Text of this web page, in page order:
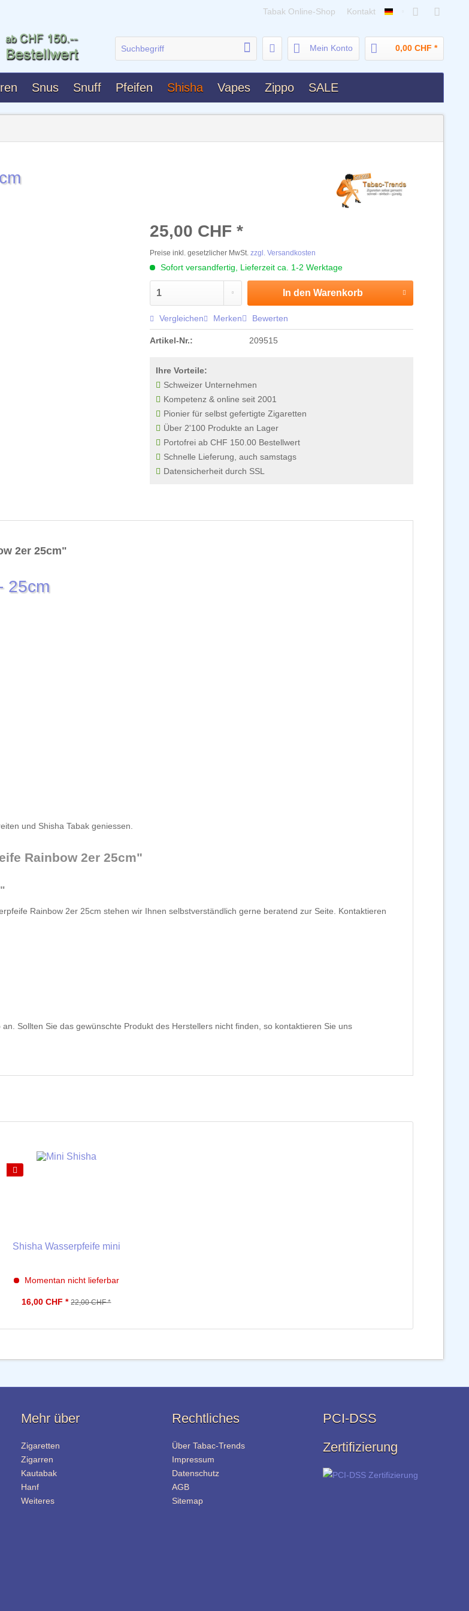
Tabak Online-Shop Kontakt Deutsch
Mein Konto 0,00 CHF *
Snus Snuff Pfeifen Shisha Vapes Zippo SALE
25,00 CHF *
Preise inkl. gesetzlicher MwSt. zzgl. Versandkosten
Sofort versandfertig, Lieferzeit ca. 1-2 Werktage
In den Warenkorb
Vergleichen Merken Bewerten
Artikel-Nr.: 209515
Ihre Vorteile:
Schweizer Unternehmen
Kompetenz & online seit 2001
Pionier für selbst gefertigte Zigaretten
Über 2'100 Produkte an Lager
Portofrei ab CHF 150.00 Bestellwert
Schnelle Lieferung, auch samstags
Datensicherheit durch SSL
2er 25cm"
25cm
und Shisha Tabak geniessen.
Rainbow 2er 25cm"
Rainbow 2er 25cm stehen wir Ihnen selbstverständlich gerne beratend zur Seite. Kontaktieren
Sollten Sie das gewünschte Produkt des Herstellers nicht finden, so kontaktieren Sie uns
Shisha Wasserpfeife mini
Momentan nicht lieferbar
16,00 CHF * 22,00 CHF *
Mehr über
Zigaretten
Zigarren
Kautabak
Hanf
Weiteres
Rechtliches
Über Tabac-Trends
Impressum
Datenschutz
AGB
Sitemap
PCI-DSS
Zertifizierung